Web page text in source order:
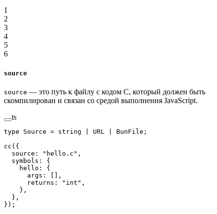
1
2
3
4
5
6
source
source — это путь к файлу с кодом C, который должен быть
скомпилирован и связан со средой выполнения JavaScript.
ts
type Source = string URL BunFile ;
cc ({
  source:
"hello.c" ,
  symbols: {
    hello: {
      args: [],
      returns:
"int" ,
    },
  },
});